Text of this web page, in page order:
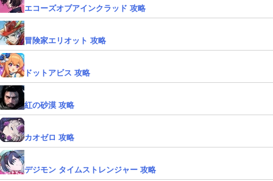
エコーズオブアインクラッド 攻略
冒険家エリオット 攻略
ドットアビス 攻略
紅の砂漠 攻略
カオゼロ 攻略
デジモン タイムストレンジャー 攻略